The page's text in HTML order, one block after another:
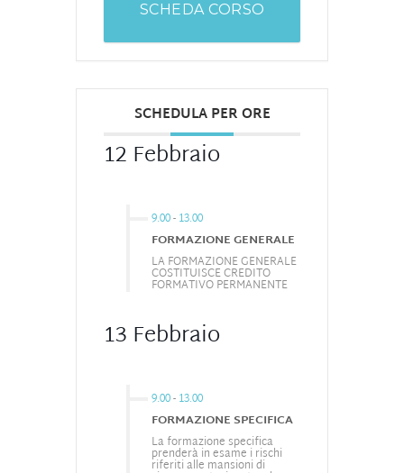
SCHEDA CORSO
SCHEDULA PER ORE
12 Febbraio
9.00-13.00
FORMAZIONE GENERALE
LA FORMAZIONE GENERALE
COSTITUISCE CREDITO
FORMATIVO PERMANENTE
13 Febbraio
9.00-13.00
FORMAZIONE SPECIFICA
La formazione specifica
prenderà in esame i rischi
riferiti alle mansioni di